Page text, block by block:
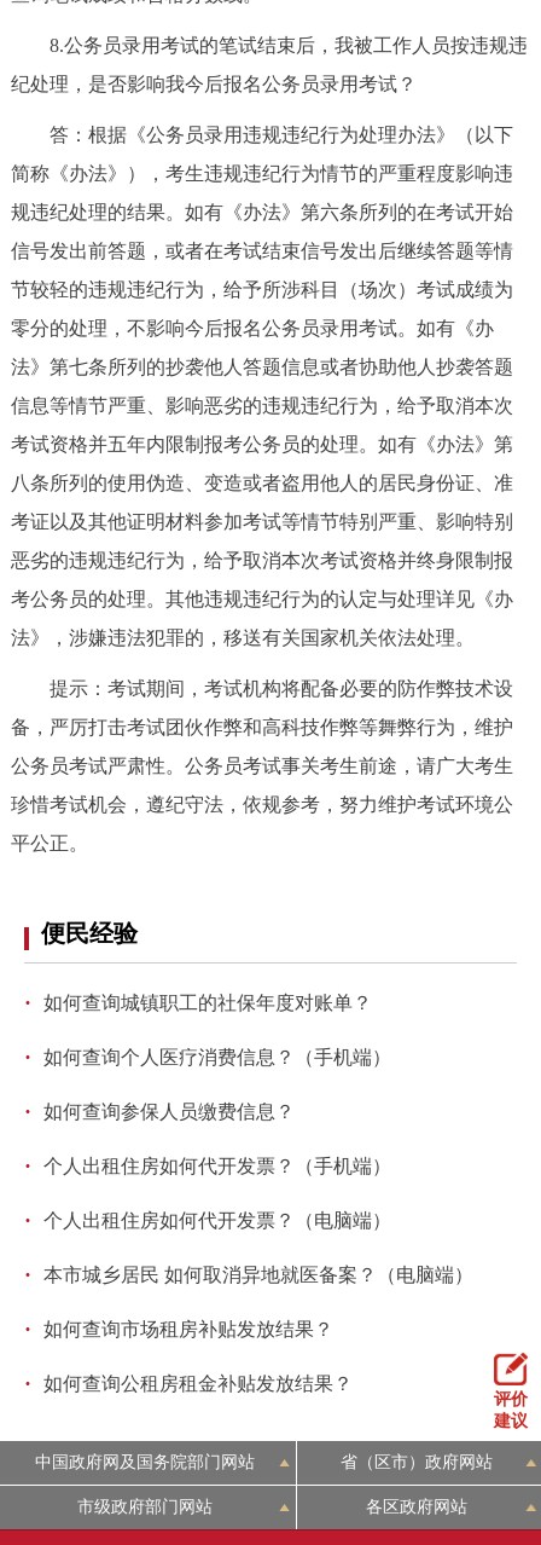
8.公务员录用考试的笔试结束后，我被工作人员按违规违
纪处理，是否影响我今后报名公务员录用考试？
答：根据《公务员录用违规违纪行为处理办法》（以下
简称《办法》），考生违规违纪行为情节的严重程度影响违
规违纪处理的结果。如有《办法》第六条所列的在考试开始
信号发出前答题，或者在考试结束信号发出后继续答题等情
节较轻的违规违纪行为，给予所涉科目（场次）考试成绩为
零分的处理，不影响今后报名公务员录用考试。如有《办
法》第七条所列的抄袭他人答题信息或者协助他人抄袭答题
信息等情节严重、影响恶劣的违规违纪行为，给予取消本次
考试资格并五年内限制报考公务员的处理。如有《办法》第
八条所列的使用伪造、变造或者盗用他人的居民身份证、准
考证以及其他证明材料参加考试等情节特别严重、影响特别
恶劣的违规违纪行为，给予取消本次考试资格并终身限制报
考公务员的处理。其他违规违纪行为的认定与处理详见《办
法》，涉嫌违法犯罪的，移送有关国家机关依法处理。
提示：考试期间，考试机构将配备必要的防作弊技术设
备，严厉打击考试团伙作弊和高科技作弊等舞弊行为，维护
公务员考试严肃性。公务员考试事关考生前途，请广大考生
珍惜考试机会，遵纪守法，依规参考，努力维护考试环境公
平公正。
便民经验
· 如何查询城镇职工的社保年度对账单？
· 如何查询个人医疗消费信息？（手机端）
· 如何查询参保人员缴费信息？
· 个人出租住房如何代开发票？（手机端）
· 个人出租住房如何代开发票？（电脑端）
· 本市城乡居民 如何取消异地就医备案？（电脑端）
· 如何查询市场租房补贴发放结果？
· 如何查询公租房租金补贴发放结果？
评价
建议
中国政府网及国务院部门网站 省（区市）政府网站
市级政府部门网站 各区政府网站